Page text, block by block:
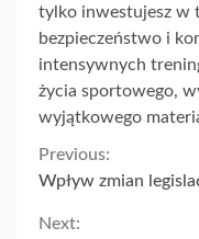
tylko inwestujesz w
bezpieczeństwo i
intensywnych
życia sportowego,
wyjątkowego
Continue
Reading
Previous:
Wpływ zmian
Next: